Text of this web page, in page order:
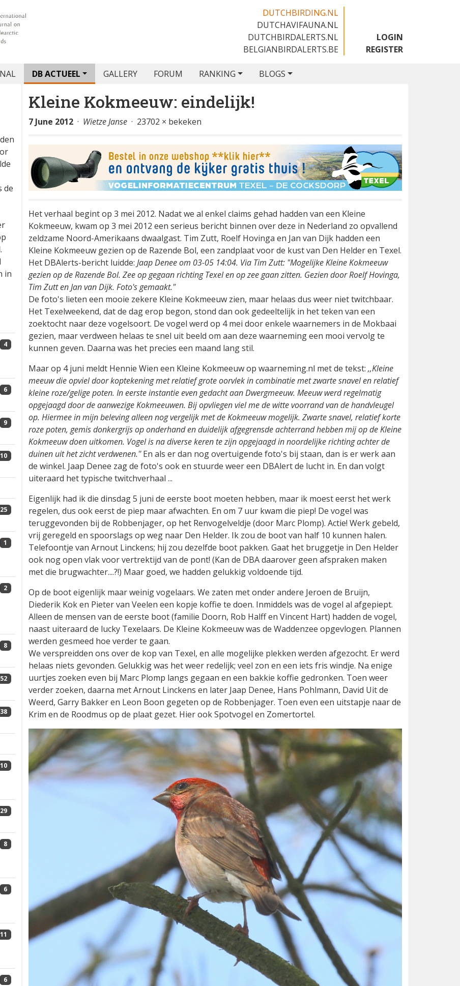
DUTCHBIRDING.NL
DUTCHAVIFAUNA.NL
DUTCHBIRDALERTS.NL
BELGIANBIRDALERTS.BE
LOGIN
REGISTER
DB ACTUEEL GALLERY FORUM RANKING BLOGS
de
in
4
6
9
10
25
1
2
8
52
38
10
29
8
6
11
6
Kleine Kokmeeuw: eindelijk!
7 June 2012 · Wietze Janse · 23702 × bekeken
Het verhaal begint op 3 mei 2012. Nadat we al enkel claims gehad hadden van een Kleine
Kokmeeuw, kwam op 3 mei 2012 een serieus bericht binnen over deze in Nederland zo opvallend
zeldzame Noord-Amerikaans dwaalgast. Tim Zutt, Roelf Hovinga en Jan van Dijk hadden een
Kleine Kokmeeuw gezien op de Razende Bol, een zandplaat voor de kust van Den Helder en Texel.
Het DBAlerts-bericht luidde: Jaap Denee om 03-05 14:04. Via Tim Zutt: "Mogelijke Kleine Kokmeeuw
gezien op de Razende Bol. Zee op gegaan richting Texel en op zee gaan zitten. Gezien door Roelf Hovinga,
Tim Zutt en Jan van Dijk. Foto's gemaakt."
De foto's lieten een mooie zekere Kleine Kokmeeuw zien, maar helaas dus weer niet twitchbaar.
Het Texelweekend, dat de dag erop begon, stond dan ook gedeeltelijk in het teken van een
zoektocht naar deze vogelsoort. De vogel werd op 4 mei door enkele waarnemers in de Mokbaai
gezien, maar verdween helaas te snel uit beeld om aan deze waarneming een mooi vervolg te
kunnen geven. Daarna was het precies een maand lang stil.
Maar op 4 juni meldt Hennie Wien een Kleine Kokmeeuw op waarneming.nl met de tekst: ,,Kleine
meeuw die opviel door koptekening met relatief grote oorvlek in combinatie met zwarte snavel en relatief
kleine roze/gelige poten. In eerste instantie even gedacht aan Dwergmeeuw. Meeuw werd regelmatig
opgejaagd door de aanwezige Kokmeeuwen. Bij opvliegen viel me de witte voorrand van de handvleugel
op. Hiermee in mijn beleving alleen nog vergelijk met de Kokmeeuw mogelijk. Zwarte snavel, relatief korte
roze poten, gemis donkergrijs op onderhand en duidelijk afgegrensde achterrand hebben mij op de Kleine
Kokmeeuw doen uitkomen. Vogel is na diverse keren te zijn opgejaagd in noordelijke richting achter de
duinen uit het zicht verdwenen.''En als er dan nog overtuigende foto's bij staan, dan is er werk aan
de winkel. Jaap Denee zag de foto's ook en stuurde weer een DBAlert de lucht in. En dan volgt
uiteraard het typische twitchverhaal ...
Eigenlijk had ik die dinsdag 5 juni de eerste boot moeten hebben, maar ik moest eerst het werk
regelen, dus ook eerst de piep maar afwachten. En om 7 uur kwam die piep! De vogel was
teruggevonden bij de Robbenjager, op het Renvogelveldje (door Marc Plomp). Actie! Werk gebeld,
vrij geregeld en spoorslags op weg naar Den Helder. Ik zou de boot van half 10 kunnen halen.
Telefoontje van Arnout Linckens; hij zou dezelfde boot pakken. Gaat het bruggetje in Den Helder
ook nog open vlak voor vertrektijd van de pont! (Kan de DBA daarover geen afspraken maken
met die brugwachter....?!) Maar goed, we hadden gelukkig voldoende tijd.
Op de boot eigenlijk maar weinig vogelaars. We zaten met onder andere Jeroen de Bruijn,
Diederik Kok en Pieter van Veelen een kopje koffie te doen. Inmiddels was de vogel al afgepiept.
Alleen de mensen van de eerste boot (familie Doorn, Rob Halff en Vincent Hart) hadden de vogel,
naast uiteraard de lucky Texelaars. De Kleine Kokmeeuw was de Waddenzee opgevlogen. Plannen
werden gesmeed hoe verder te gaan.
We verspreidden ons over de kop van Texel, en alle mogelijke plekken werden afgezocht. Er werd
helaas niets gevonden. Gelukkig was het weer redelijk; veel zon en een iets fris windje. Na enige
uurtjes zoeken even bij Marc Plomp langs gegaan en een bakkie koffie gedronken. Toen weer
verder zoeken, daarna met Arnout Linckens en later Jaap Denee, Hans Pohlmann, David Uit de
Weerd, Garry Bakker en Leon Boon gegeten op de Robbenjager. Toen even een uitstapje naar de
Krim en de Roodmus op de plaat gezet. Hier ook Spotvogel en Zomertortel.